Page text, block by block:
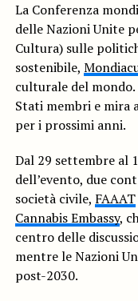
La Conferenza
delle Nazioni Unite
Cultura) sulle
sostenibile,
culturale del mondo.
Stati membri e mira
per i prossimi anni.
Dal 29 settembre al
dell’evento, due
società civile, FAAAT
Cannabis Embassy,
centro delle
mentre le Nazioni
post-2030.